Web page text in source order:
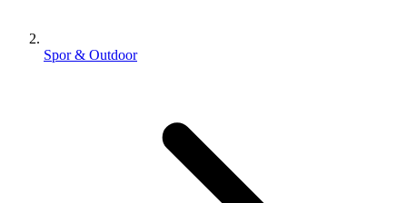
Spor & Outdoor